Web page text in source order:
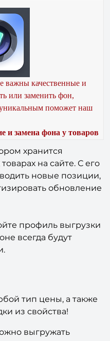
важны качественные и
или заменить фон,
уникальным поможет наш
и замена фона у товаров
хранится
на сайте. С его
новые позиции,
обновление
профиль выгрузки
всегда будут
тип цены, а также
из свойства!
выгружать